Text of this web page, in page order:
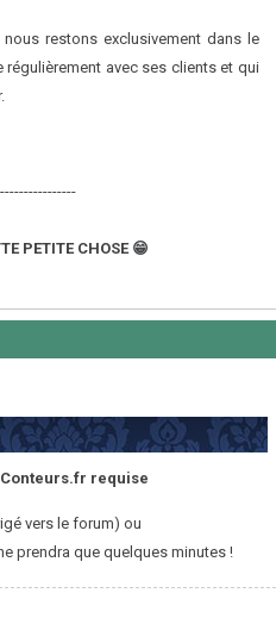
nous restons exclusivement dans le
avec ses clients et qui
PETITE CHOSE 😁
requise
vers le forum) ou
prendra que quelques minutes !